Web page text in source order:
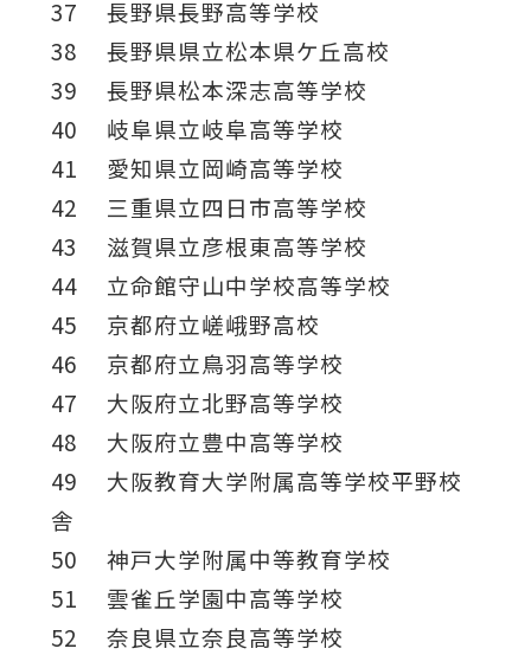
37 長野県長野高等学校
38 長野県県立松本県ケ丘高校
39 長野県松本深志高等学校
40 岐阜県立岐阜高等学校
41 愛知県立岡崎高等学校
42 三重県立四日市高等学校
43 滋賀県立彦根東高等学校
44 立命館守山中学校高等学校
45 京都府立嵯峨野高校
46 京都府立鳥羽高等学校
47 大阪府立北野高等学校
48 大阪府立豊中高等学校
49 大阪教育大学附属高等学校平野校
舎
50 神戸大学附属中等教育学校
51 雲雀丘学園中高等学校
52 奈良県立奈良高等学校